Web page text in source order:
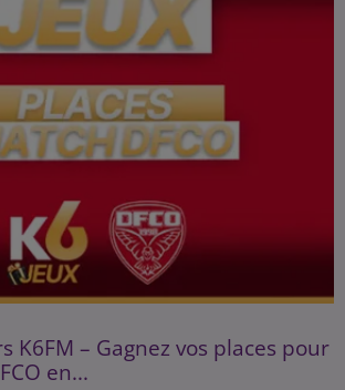
K6FM – Gagnez vos places pour
en...